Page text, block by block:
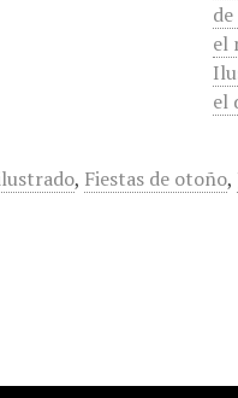
el
el
, Fiestas de otoño,